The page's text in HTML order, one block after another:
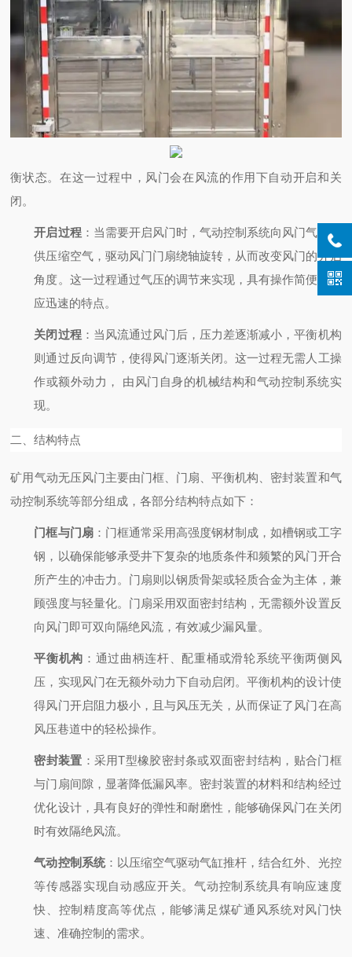
衡状态。在这一过程中，风门会在风流的作用下自动开启和关
闭。
开启过程：当需要开启风门时，气动控制系统向风门气缸提
供压缩空气，驱动风门门扇绕轴旋转，从而改变风门的开启
角度。这一过程通过气压的调节来实现，具有操作简便、反
应迅速的特点。
关闭过程：当风流通过风门后，压力差逐渐减小，平衡机构
则通过反向调节，使得风门逐渐关闭。这一过程无需人工操
作或额外动力，
由风门自身的机械结构和气动控制系统实
现。
二、结构特点
矿用气动无压风门主要由门框、门扇、平衡机构、密封装置和气
动控制系统等部分组成，各部分结构特点如下：
门框与门扇：门框通常采用高强度钢材制成，如槽钢或工字
钢，以确保能够承受井下复杂的地质条件和频繁的风门开合
所产生的冲击力。门扇则以钢质骨架或轻质合金为主体，兼
顾强度与轻量化。门扇采用双面密封结构，无需额外设置反
向风门即可双向隔绝风流，有效减少漏风量。
平衡机构 ：通过曲柄连杆、配重桶或滑轮系统平衡两侧风
压，实现风门在无额外动力下自动启闭。平衡机构的设计使
得风门开启阻力极小，且与风压无关，从而保证了风门在高
风压巷道中的轻松操作。
密封装置 ：采用T型橡胶密封条或双面密封结构，贴合门框
与门扇间隙，显著降低漏风率。密封装置的材料和结构经过
优化设计，具有良好的弹性和耐磨性，能够确保风门在关闭
时有效隔绝风流。
气动控制系统：以压缩空气驱动气缸推杆，结合红外、光控
等传感器实现自动感应开关。气动控制系统具有响应速度
快、控制精度高等优点，能够满足煤矿通风系统对风门快
速、准确控制的需求。